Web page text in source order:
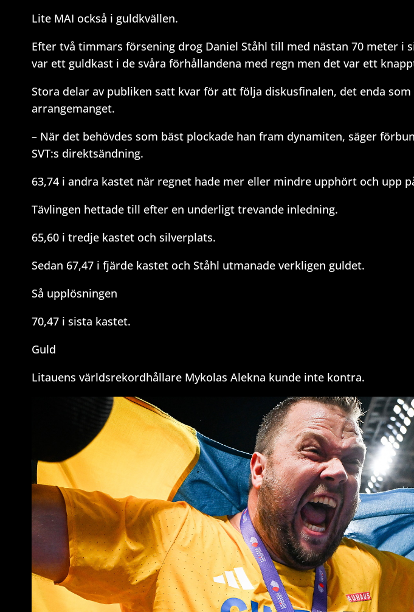
Lite MAI också i guldkvällen.
Efter två timmars försening drog Daniel Ståhl till med nästan 70 meter i
var ett guldkast i de svåra förhållandena med regn men det var ett
Stora delar av publiken satt kvar för att följa diskusfinalen, det enda som
arrangemanget.
– När det behövdes som bäst plockade han fram dynamiten, säger
SVT:s direktsändning.
63,74 i andra kastet när regnet hade mer eller mindre upphört och upp
Tävlingen hettade till efter en underligt trevande inledning.
65,60 i tredje kastet och silverplats.
Sedan 67,47 i fjärde kastet och Ståhl utmanade verkligen guldet.
Så upplösningen
70,47 i sista kastet.
Guld
Litauens världsrekordhållare Mykolas Alekna kunde inte kontra.